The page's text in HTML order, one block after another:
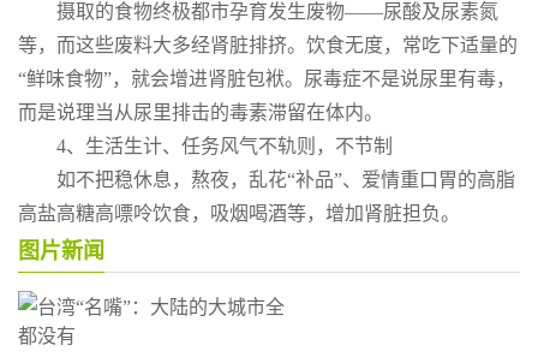
摄取的食物终极都市孕育发生废物——尿酸及尿素氮
等，而这些废料大多经肾脏排挤。饮食无度，常吃下适量的
“鲜味食物”，就会增进肾脏包袱。尿毒症不是说尿里有毒，
而是说理当从尿里排击的毒素滞留在体内。
4、生活生计、任务风气不轨则，不节制
如不把稳休息，熬夜，乱花“补品”、爱情重口胃的高脂
高盐高糖高嘌呤饮食，吸烟喝酒等，增加肾脏担负。
图片新闻